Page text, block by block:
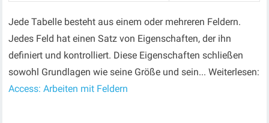
Jede Tabelle besteht aus einem oder mehreren Feldern.
Jedes Feld hat einen Satz von Eigenschaften, der ihn
definiert und kontrolliert. Diese Eigenschaften schließen
sowohl Grundlagen wie seine Größe und sein... Weiterlesen:
Access: Arbeiten mit Feldern